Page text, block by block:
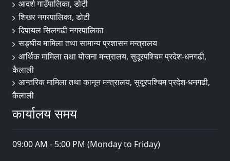
आदर्श गाउँपालिका, डोटी
शिखर नगरपालिका, डोटी
दिपायल सिलगढी नगरपालिका
सङ्‍घीय मामिला तथा सामान्य प्रशासन मन्त्रालय
आर्थिक मामिला तथा योजना मन्त्रालय, सुदूरपश्चिम प्रदेश-धनगढी,
कैलाली
आन्तरिक मामिला तथा कानून मन्त्रालय, सुदूरपश्चिम प्रदेश-धनगढी,
कैलाली
कार्यालय समय
09:00 AM - 5:00 PM (Monday to Friday)